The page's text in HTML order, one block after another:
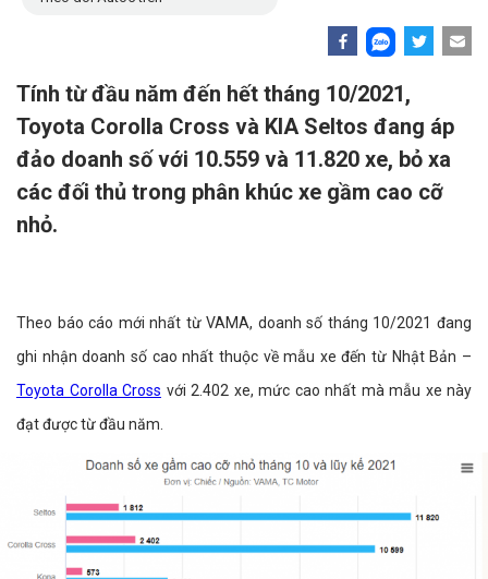
Tính từ đầu năm đến hết tháng 10/2021,
Toyota Corolla Cross và KIA Seltos đang áp
đảo doanh số với 10.559 và 11.820 xe, bỏ xa
các đối thủ trong phân khúc xe gầm cao cỡ
nhỏ.
Theo báo cáo mới nhất từ VAMA, doanh số tháng 10/2021 đang
ghi nhận doanh số cao nhất thuộc về mẫu xe đến từ Nhật Bản –
Toyota Corolla Cross với 2.402 xe, mức cao nhất mà mẫu xe này
đạt được từ đầu năm.